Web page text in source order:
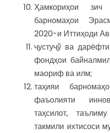
Ҳамкориҳои
барномаҳои
2020-и Иттиҳоди
ҷустуҷў ва
фондҳои
маориф ва илм;
таҳияи
фаъолияти
таҳсилот,
такмили ихтисоси